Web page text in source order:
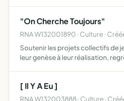
"On Cherche Toujours"
RNA W132001890 · Culture ·
Soutenir les projets collectifs de
leur genèse à leur réalisation,
[ Il Y A Eu ]
RNA W132003888 · Culture ·